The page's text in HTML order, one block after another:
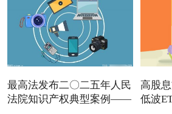
最高法发布二〇二五年人民
法院知识产权典型案例——
高股
低波